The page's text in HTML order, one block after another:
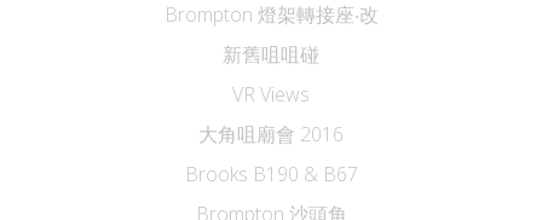
Brompton 燈架轉接座‧改
新舊咀咀碰
VR Views
大角咀廟會 2016
Brooks B190 & B67
Brompton 沙頭角